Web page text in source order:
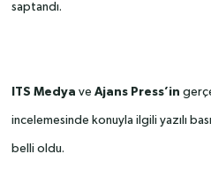
saptandı.
ITS Medya ve Ajans Press’in
incelemesinde konuyla ilgili yazılı
belli oldu.